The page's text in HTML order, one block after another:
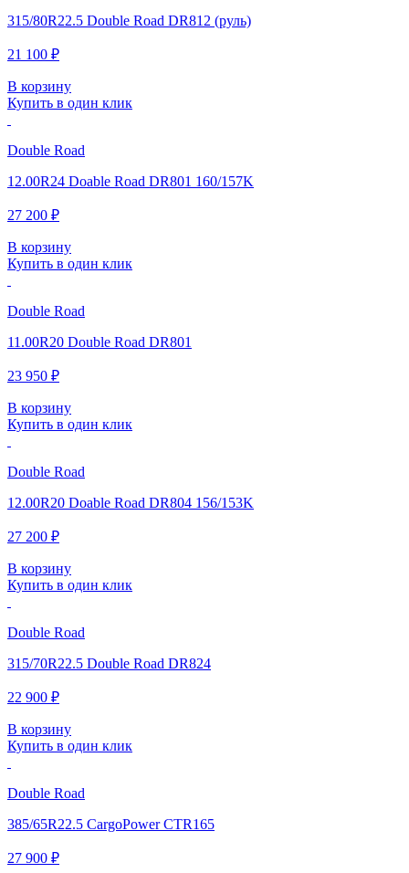
315/80R22.5 Double Road DR812 (руль)
21 100 ₽
В корзину
Купить в один клик
Double Road
12.00R24 Doable Road DR801 160/157K
27 200 ₽
В корзину
Купить в один клик
Double Road
11.00R20 Double Road DR801
23 950 ₽
В корзину
Купить в один клик
Double Road
12.00R20 Doable Road DR804 156/153K
27 200 ₽
В корзину
Купить в один клик
Double Road
315/70R22.5 Double Road DR824
22 900 ₽
В корзину
Купить в один клик
Double Road
385/65R22.5 CargoPower CTR165
27 900 ₽